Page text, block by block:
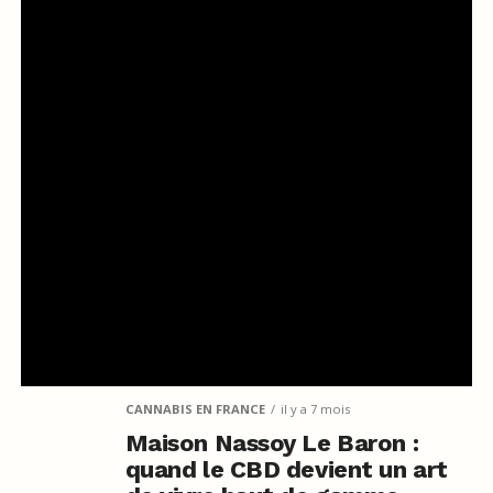
CANNABIS EN FRANCE il y a 7 mois
Maison Nassoy Le Baron :
quand le CBD devient un art